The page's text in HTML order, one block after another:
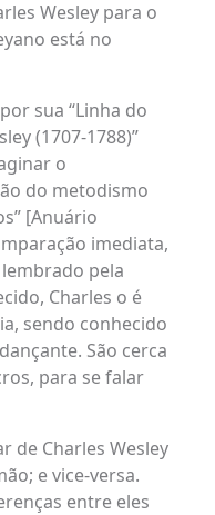
Wesley para o
está no
sua “Linha do
(1707-1788)”
o
do metodismo
[Anuário
imediata,
lembrado pela
Charles o é
sendo conhecido
São cerca
para se falar
de Charles Wesley
e vice-versa.
entre eles